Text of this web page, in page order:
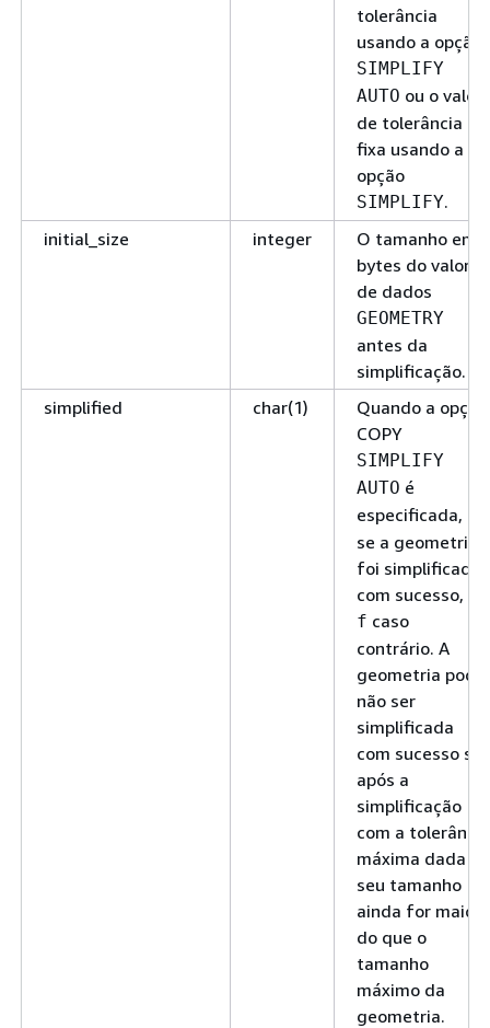
tolerância
usando a opção
SIMPLIFY
AUTO ou o valor
de tolerância
fixa usando a
opção
SIMPLIFY.
initial_size
integer
O tamanho em
bytes do valor
de dados
GEOMETRY
antes da
simplificação.
simplified
char(1)
Quando a opção
COPY
SIMPLIFY
AUTO é
especificada,
se a geometria
foi simplificada
com sucesso, ou
f caso
contrário. A
geometria pode
não ser
simplificada
com sucesso se
após a
simplificação
com a tolerância
máxima dada
seu tamanho
ainda for maior
do que o
tamanho
máximo da
geometria.